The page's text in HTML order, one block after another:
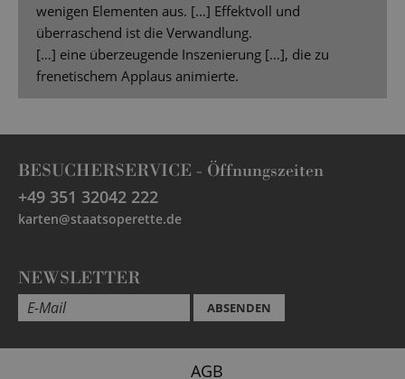
wenigen Elementen aus. […] Effektvoll und
überraschend ist die Verwandlung.
[…] eine überzeugende Inszenierung […], die zu
frenetischem Applaus animierte.
BESUCHERSERVICE - Öffnungszeiten
+49 351 32042 222
karten@staatsoperette.de
NEWSLETTER
ABSENDEN
AGB